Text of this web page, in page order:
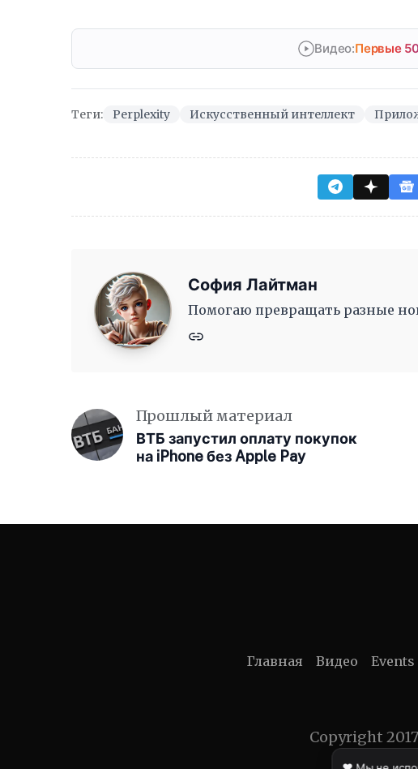
Видео:Первые
Теги: Perplexity Искусственный интеллект
София Лайтман
Помогаю превращать разные
Прошлый материал
ВТБ запустил оплату покупок
на iPhone без Apple Pay
Главная Видео Events
Copyright